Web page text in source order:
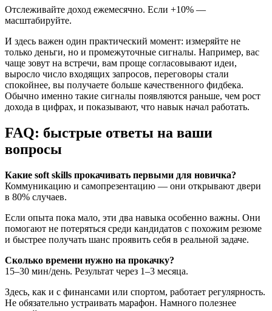
Отслеживайте доход ежемесячно. Если +10% —
масштабируйте.
И здесь важен один практический момент: измеряйте не
только деньги, но и промежуточные сигналы. Например, вас
чаще зовут на встречи, вам проще согласовывают идеи,
выросло число входящих запросов, переговоры стали
спокойнее, вы получаете больше качественного фидбека.
Обычно именно такие сигналы появляются раньше, чем рост
дохода в цифрах, и показывают, что навык начал работать.
FAQ: быстрые ответы на ваши
вопросы
Какие soft skills прокачивать первыми для новичка?
Коммуникацию и самопрезентацию — они открывают двери
в 80% случаев.
Если опыта пока мало, эти два навыка особенно важны. Они
помогают не потеряться среди кандидатов с похожим резюме
и быстрее получать шанс проявить себя в реальной задаче.
Сколько времени нужно на прокачку?
15–30 мин/день. Результат через 1–3 месяца.
Здесь, как и с финансами или спортом, работает регулярность.
Не обязательно устраивать марафон. Намного полезнее